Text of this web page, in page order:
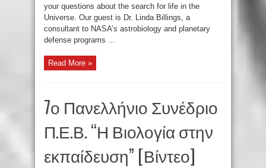
your questions about the search for life in the
Universe. Our guest is Dr. Linda Billings, a
consultant to NASA’s astrobiology and planetary
defense programs ...
Read More »
7ο Πανελλήνιο Συνέδριο
Π.Ε.Β. “Η Βιολογία στην
εκπαίδευση” [Βίντεο]